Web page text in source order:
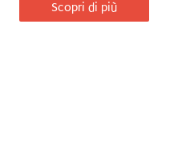
Scopri di più